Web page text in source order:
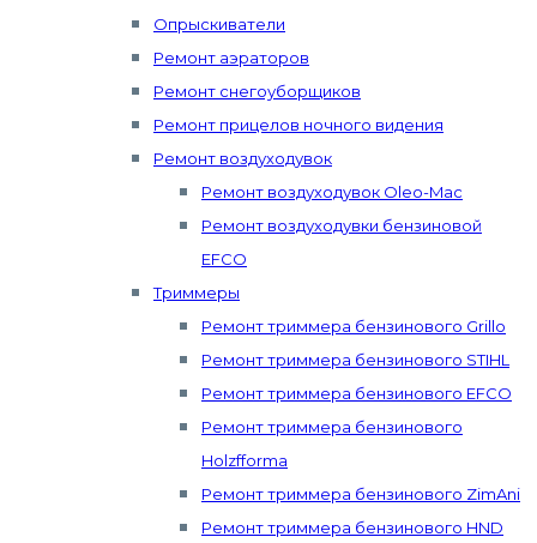
Опрыскиватели
Ремонт аэраторов
Ремонт снегоуборщиков
Ремонт прицелов ночного видения
Ремонт воздуходувок
Ремонт воздуходувок Oleo-Mac
Ремонт воздуходувки бензиновой
EFCO
Триммеры
Ремонт триммера бензинового Grillo
Ремонт триммера бензинового STIHL
Ремонт триммера бензинового EFCO
Ремонт триммера бензинового
Holzfforma
Ремонт триммера бензинового ZimAni
Ремонт триммера бензинового HND